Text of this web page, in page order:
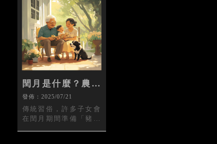
閏月是什麼？農曆
為什麼會多出一個
月？中古車收購/
台南中古車收購
發佈：2025/07/21
傳統習俗，許多子女會
在閏月期間準備「豬腳